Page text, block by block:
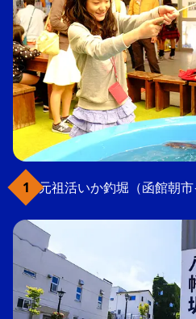
元祖活いか釣堀（函館朝市